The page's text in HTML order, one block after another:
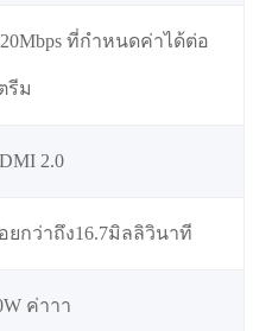
ที่กำหนดค่าได้ต่อ
รีม
2.0
ยกว่าถึง16.7มิลลิวินาที
ค่าาา